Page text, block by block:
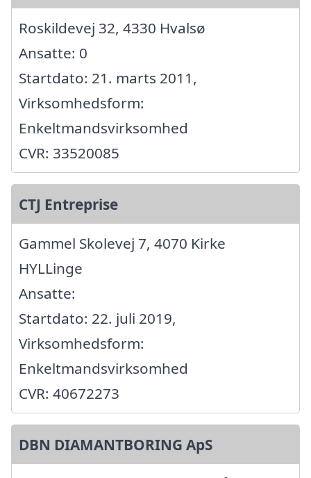
Roskildevej 32, 4330 Hvalsø
Ansatte: 0
Startdato: 21. marts 2011,
Virksomhedsform:
Enkeltmandsvirksomhed
CVR: 33520085
CTJ Entreprise
Gammel Skolevej 7, 4070 Kirke
HYLLinge
Ansatte:
Startdato: 22. juli 2019,
Virksomhedsform:
Enkeltmandsvirksomhed
CVR: 40672273
DBN DIAMANTBORING ApS